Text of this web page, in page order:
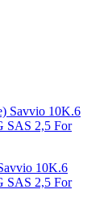
10K.6
SAS 2,5 For